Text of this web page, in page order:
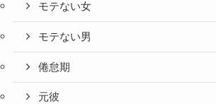
モテない女
モテない男
倦怠期
元彼